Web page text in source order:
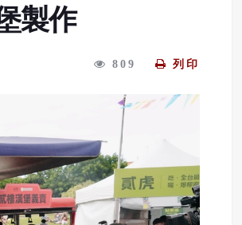
製作
809 列印